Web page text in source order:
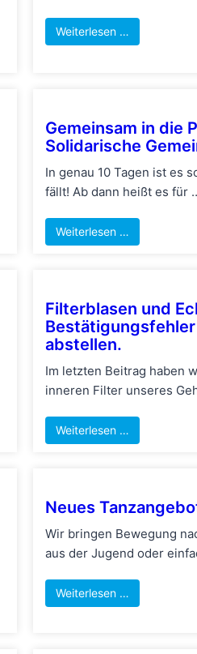
Weiterlesen …
Gemeinsam in die
Solidarische
In genau 10 Tagen ist es
fällt! Ab dann heißt es für
Weiterlesen …
Filterblasen und
abstellen.
Im letzten Beitrag haben
inneren Filter unseres
Weiterlesen …
Neues
Wir bringen Bewegung
aus der Jugend oder
Weiterlesen …